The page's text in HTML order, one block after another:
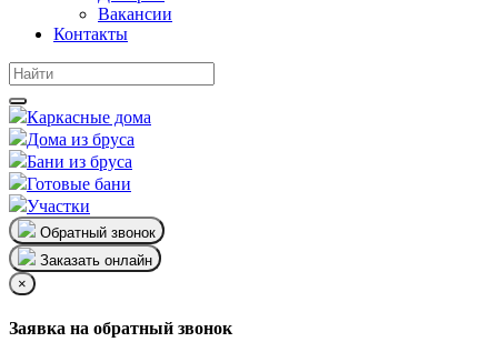
Вакансии
Контакты
Каркасные дома
Дома из бруса
Бани из бруса
Готовые бани
Участки
Обратный звонок
Заказать онлайн
×
Заявка на обратный звонок